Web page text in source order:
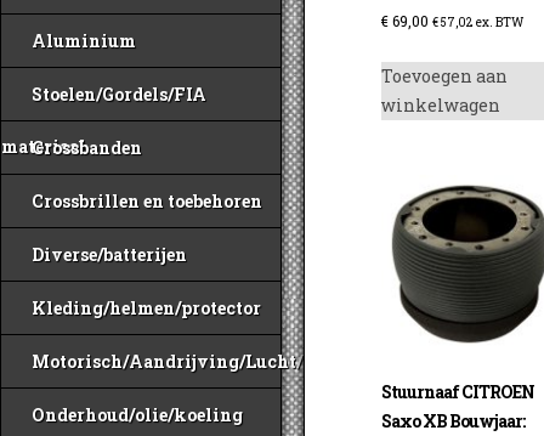
Aluminium
Stoelen/Gordels/FIA
materiaal
Crossbanden
Crossbrillen en toebehoren
Diverse/batterijen
Kleding/helmen/protector
Motorisch/Aandrijving/Lucht/Benzine
Onderhoud/olie/koeling
€69,00 €57,02 ex. BTW
Toevoegen aan
winkelwagen
Stuurnaaf CITROEN
Saxo XB Bouwjaar: